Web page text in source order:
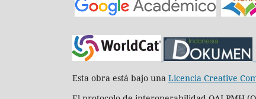
Esta obra está bajo una Licencia Creative